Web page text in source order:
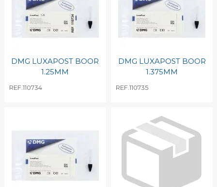
DMG LUXAPOST BOOR
1.25MM
REF.110734
DMG LUXAPOST BOOR
1.375MM
REF.110735